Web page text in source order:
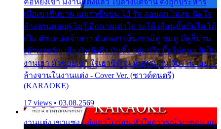
เมื่อเขาชื่นบาน แต่เราขื่นขม โอ้ รัก ลอยลม ไม่สม ดัง ใจ
ล้างจานคอยคู่ ไม่รู้ อีกนานเท่าใด จะได้ เลื่อนขั้นบันได ได้
เป็น ตำแหน่งเจ้าสาว มันเหงา เห็นเขามีคู่ ซมดู มีคู่ก็ม่วน
เข้าพาขวัญ เสียงโห่ตึงตึง มันซึ้ง อยู่แก่ใจ มื้อใด๋หนอ สิเป็น
งานเฮา มัวซอยเขา ใจเฮาซิด้าน มันทรมาน จับจาน เอย…
ล้างจานในงานแต่ง - Cover Ver. (ซาวด์ดนตรี)
(KARAOKE)
17 views • 03.08.2569
งานแต่ง เขาแซง แย่งเอาไปก่อน หัวใจอาวรณ์ มาซ่อน อยู่